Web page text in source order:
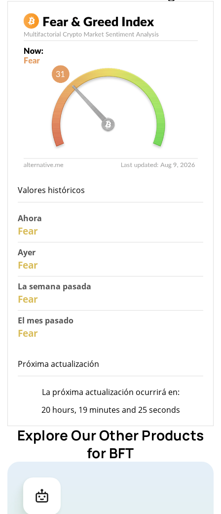
Valores históricos
Ahora
Fear
Ayer
Fear
La semana pasada
Fear
El mes pasado
Fear
Próxima actualización
La próxima actualización ocurrirá en:
20 hours, 19 minutes and 25 seconds
Explore Our Other Products
for BFT